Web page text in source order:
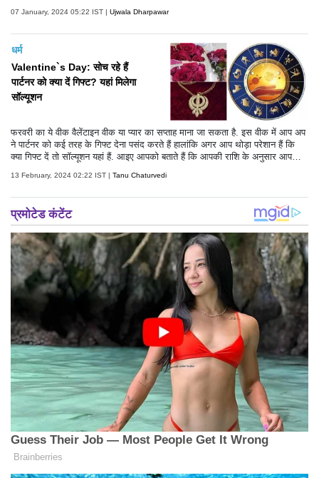
पालखी निकली. देखें तस्वीरें-
07 January, 2024 05:22 IST | Ujwala Dharpawar
धर्म
Valentine`s Day: सोच रहे हैं
पार्टनर को क्या दें गिफ्ट? यहां मिलेगा
सॉल्यूशन
फरवरी का ये वीक वैलेंटाइन वीक या प्यार का सप्ताह माना जा सकता है. इस वीक में आप अप
ने पार्टनर को कई तरह के गिफ्ट देना पसंद करते हैं हालांकि अगर आप थोड़ा परेशान हैं कि
क्या गिफ्ट दें तो सॉल्यूशन यहां हैं. आइए आपको बताते हैं कि आपकी राशि के अनुसार आपको
13 February, 2024 02:22 IST | Tanu Chaturvedi